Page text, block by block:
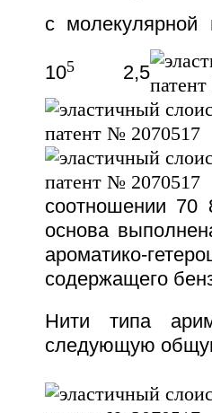
с молекулярной
1052,5
соотношении 70
основа
ароматико-
содержащего
Нити типа
следующую